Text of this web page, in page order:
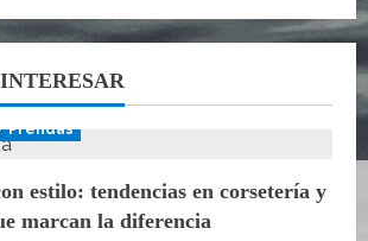
Prendas
estilo: tendencias en corsetería y
marcan la diferencia